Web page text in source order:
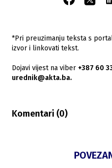
*Pri preuzimanju teksta s
izvor i linkovati tekst.
Dojavi vijest na viber +387 60
urednik@akta.ba.
Komentari (0)